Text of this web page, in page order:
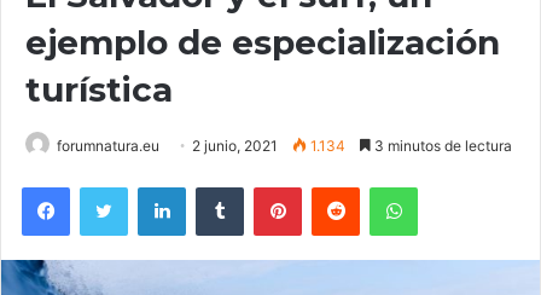
ejemplo de especialización
turística
forumnatura.eu 2 junio, 2021 1.134 3 minutos de lectura
FacebookTwitter LinkedInTumblr PinterestReddit WhatsApp